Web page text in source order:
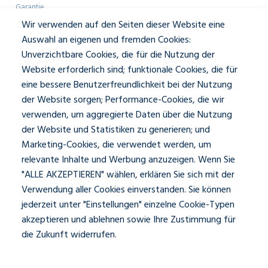
Garantie
Broschüre anfordern
Farbmuster anfordern
Showroom-Besuch
Geschäftlich
Architekten
Presse und Mediakit
Über JASNO
Unser Team
Kontakt und Öffnungszeiten
Social
Wir verwenden auf den Seiten dieser Website eine
Auswahl an eigenen und fremden Cookies:
Unverzichtbare Cookies, die für die Nutzung der
Website erforderlich sind; funktionale Cookies, die für
eine bessere Benutzerfreundlichkeit bei der Nutzung
der Website sorgen; Performance-Cookies, die wir
verwenden, um aggregierte Daten über die Nutzung
der Website und Statistiken zu generieren; und
Marketing-Cookies, die verwendet werden, um
relevante Inhalte und Werbung anzuzeigen. Wenn Sie
"ALLE AKZEPTIEREN" wählen, erklären Sie sich mit der
Verwendung aller Cookies einverstanden. Sie können
jederzeit unter "Einstellungen" einzelne Cookie-Typen
akzeptieren und ablehnen sowie Ihre Zustimmung für
die Zukunft widerrufen.